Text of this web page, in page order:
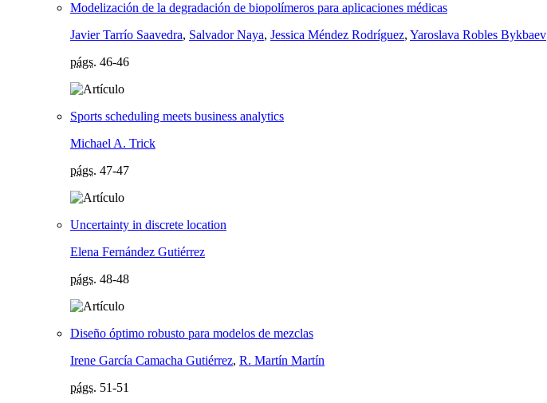
Modelización de la degradación de biopolímeros para aplicaciones médicas
Javier Tarrío Saavedra, Salvador Naya, Jessica Méndez Rodríguez, Yaroslava Robles Bykbaev
págs. 46-46
Sports scheduling meets business analytics
Michael A. Trick
págs. 47-47
Uncertainty in discrete location
Elena Fernández Gutiérrez
págs. 48-48
Diseño óptimo robusto para modelos de mezclas
Irene García Camacha Gutiérrez, R. Martín Martín
págs. 51-51